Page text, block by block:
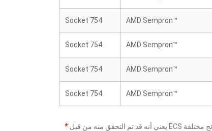
Socket 754 AMD Sempron™
Socket 754 AMD Sempron™
Socket 754 AMD Sempron™
Socket 754 AMD Sempron™
*